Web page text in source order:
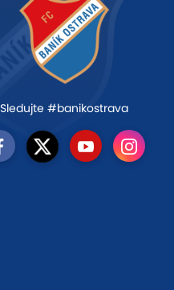
Sledujte #banikostrava